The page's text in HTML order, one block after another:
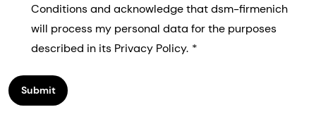
Conditions and acknowledge that dsm-firmenich
will process my personal data for the purposes
described in its Privacy Policy.
Submit